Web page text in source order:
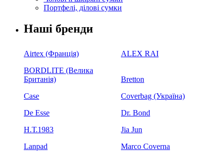
Портфелі, ділові сумки
Наші бренди
Airtex (Франція)
ALEX RAI
BORDLITE (Велика
Британія)
Bretton
Case
Coverbag (Україна)
De Esse
Dr. Bond
H.Т.1983
Jia Jun
Lanpad
Marco Coverna